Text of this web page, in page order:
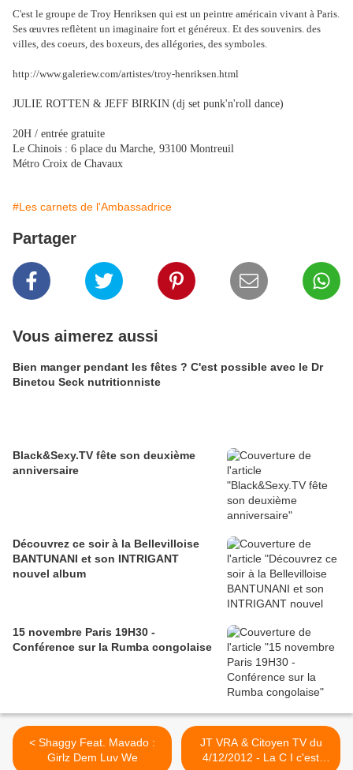
C'est le groupe de Troy Henriksen qui est un peintre américain vivant à Paris.
Ses œuvres reflètent un imaginaire fort et généreux. Et des souvenirs. des
villes, des coeurs, des boxeurs, des allégories, des symboles.
http://www.galeriew.com/artistes/troy-henriksen.html
JULIE ROTTEN & JEFF BIRKIN (dj set punk'n'roll dance)
20H / entrée gratuite
Le Chinois : 6 place du Marche, 93100 Montreuil
Métro Croix de Chavaux
#Les carnets de l'Ambassadrice
Partager
Vous aimerez aussi
Bien manger pendant les fêtes ? C'est possible avec le Dr
Binetou Seck nutritionniste
Black&Sexy.TV fête son deuxième
anniversaire
Découvrez ce soir à la Bellevilloise
BANTUNANI et son INTRIGANT
nouvel album
15 novembre Paris 19H30 -
Conférence sur la Rumba congolaise
< Shaggy Feat. Mavado :
Girlz Dem Luv We
JT VRA & Citoyen TV du
4/12/2012 - La C I c'est